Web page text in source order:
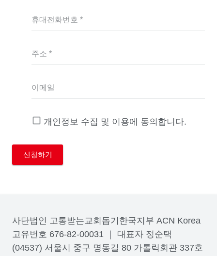
휴대전화번호 *
주소 *
이메일
개인정보 수집 및 이용에 동의합니다.
사단법인 고통받는교회돕기한국지부 ACN Korea
고유번호 676-82-00031 ｜ 대표자 정순택
(04537) 서울시 중구 명동길 80 가톨릭회관 337호